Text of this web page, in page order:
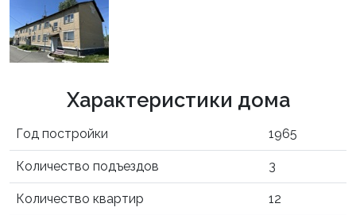
Характеристики дома
Год постройки 1965
Количество подъездов 3
Количество квартир 12